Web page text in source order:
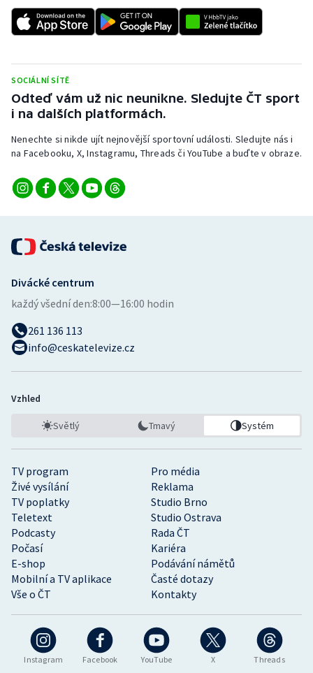
SOCIÁLNÍ SÍTĚ
Odteď vám už nic neunikne. Sledujte ČT sport
i na dalších platformách.
Nenechte si nikde ujít nejnovější sportovní události. Sledujte nás i
na Facebooku, X, Instagramu, Threads či YouTube a buďte v obraze.
Instagram Facebook YouTube X Threads
TV program
Pro média
Živé vysílání
Reklama
TV poplatky
Studio Brno
Teletext
Studio Ostrava
Podcasty
Rada ČT
Počasí
Kariéra
E-shop
Podávání námětů
Mobilní a TV aplikace
Časté dotazy
Vše o ČT
Kontakty
Divácké centrum
každý všední den:8:00—16:00 hodin
261 136 113
info@ceskatelevize.cz
Vzhled
Světlý Tmavý Systém